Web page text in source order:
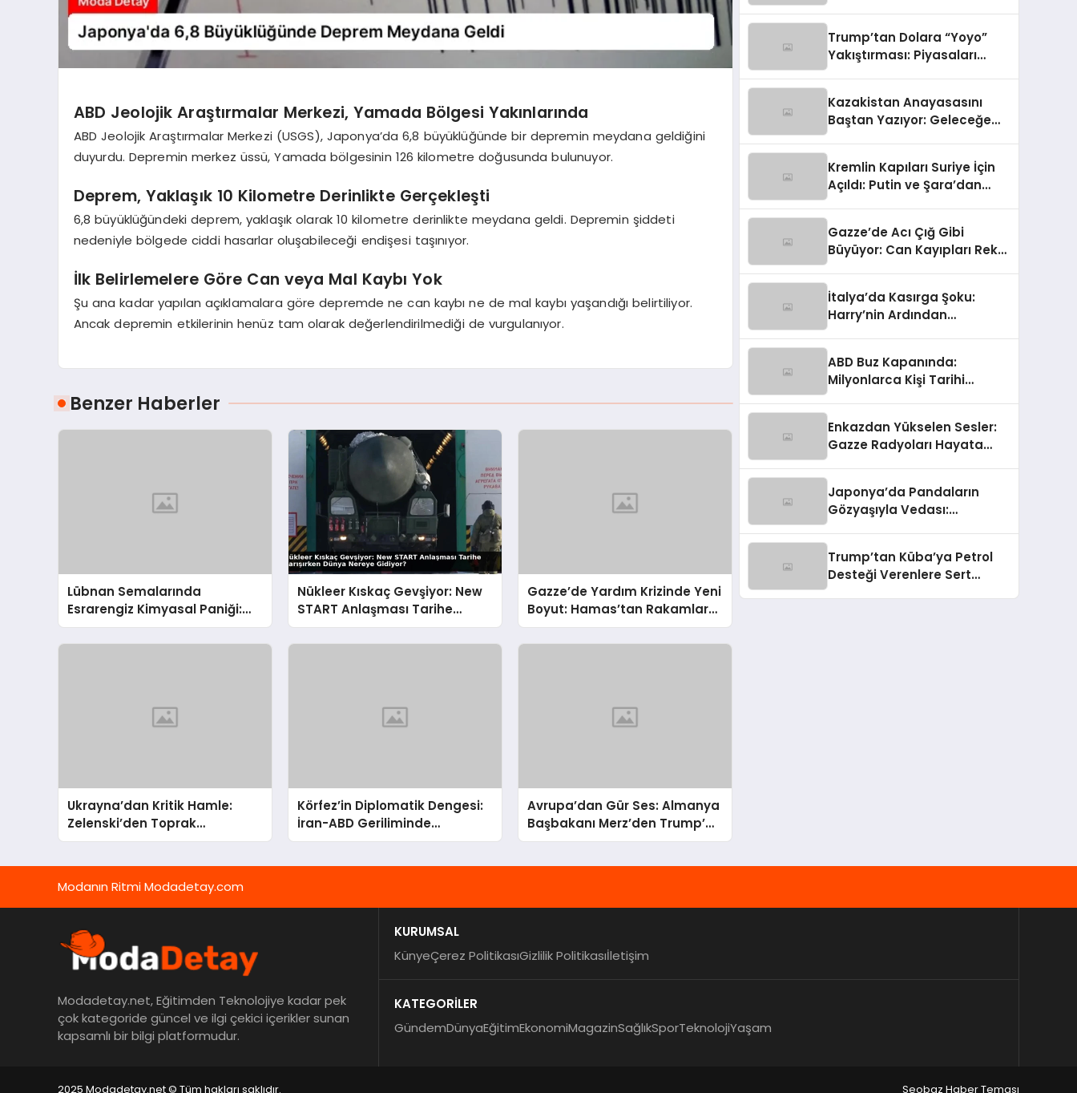
ABD Jeolojik Araştırmalar Merkezi, Yamada Bölgesi Yakınlarında
ABD Jeolojik Araştırmalar Merkezi (USGS), Japonya’da 6,8 büyüklüğünde bir depremin meydana geldiğini
duyurdu. Depremin merkez üssü, Yamada bölgesinin 126 kilometre doğusunda bulunuyor.
Deprem, Yaklaşık 10 Kilometre Derinlikte Gerçekleşti
6,8 büyüklüğündeki deprem, yaklaşık olarak 10 kilometre derinlikte meydana geldi. Depremin şiddeti
nedeniyle bölgede ciddi hasarlar oluşabileceği endişesi taşınıyor.
İlk Belirlemelere Göre Can veya Mal Kaybı Yok
Şu ana kadar yapılan açıklamalara göre depremde ne can kaybı ne de mal kaybı yaşandığı belirtiliyor.
Ancak depremin etkilerinin henüz tam olarak değerlendirilmediği de vurgulanıyor.
Benzer Haberler
Lübnan Semalarında
Esrarengiz Kimyasal Paniği:
UNIFIL’den İsrail’e Sert Çağrı
Nükleer Kıskaç Gevşiyor: New
START Anlaşması Tarihe
Karışırken Dünya Nereye
Gidiyor?
Gazze’de Yardım Krizinde Yeni
Boyut: Hamas’tan Rakamlara
Sert İtiraz
Ukrayna’dan Kritik Hamle:
Zelenski’den Toprak
Bütünlüğüne Vurgulu Uzlaşma
Körfez’in Diplomatik Dengesi:
İran-ABD Geriliminde
Ortadoğu’nun Kritik Rolü
Avrupa’dan Gür Ses: Almanya
Başbakanı Merz’den Trump’a
Hem Gümrük Hem NATO
Trump’tan Dolara “Yoyo”
Yakıştırması: Piyasaları
Kazakistan Anayasasını
Baştan Yazıyor: Geleceğe
Kremlin Kapıları Suriye İçin
Açıldı: Putin ve Şara’dan
Gazze’de Acı Çığ Gibi
Büyüyor: Can Kayıpları Rekor
İtalya’da Kasırga Şoku:
Harry’nin Ardından
ABD Buz Kapanında:
Milyonlarca Kişi Tarihi
Enkazdan Yükselen Sesler:
Gazze Radyoları Hayata
Japonya’da Pandaların
Gözyaşıyla Vedası:
Trump’tan Küba’ya Petrol
Desteği Verenlere Sert
Modanın Ritmi Modadetay.com
Modadetay.net, Eğitimden Teknolojiye kadar pek
çok kategoride güncel ve ilgi çekici içerikler sunan
kapsamlı bir bilgi platformudur.
KURUMSAL
KünyeÇerez PolitikasıGizlilik Politikasıİletişim
KATEGORİLER
GündemDünyaEğitimEkonomiMagazinSağlıkSporTeknolojiYaşam
2025 Modadetay.net © Tüm hakları saklıdır. Seobaz Haber Teması